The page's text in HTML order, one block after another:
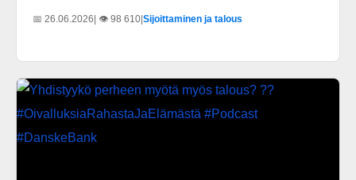
📅 26.06.2026 | 👁️ 98 610 Sijoittaminen ja talous